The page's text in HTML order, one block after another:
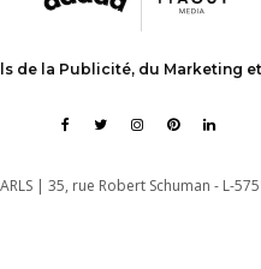
de la Publicité, du Marketing
| 35, rue Robert Schuman - L-